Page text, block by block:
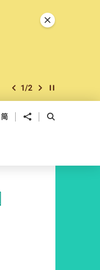
上一個
1/2 下一個開始/暫停幻燈
關閉特別通告
简 分享到 開啟搜尋框